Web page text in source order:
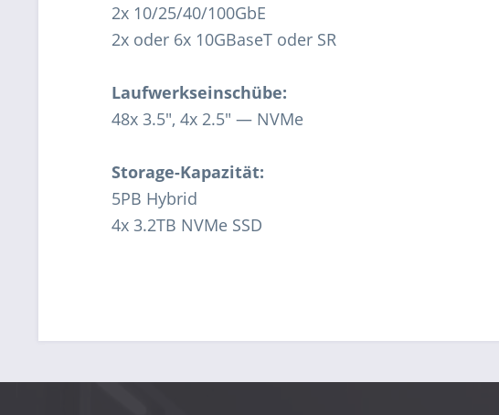
2x 10/25/40/100GbE
2x oder 6x 10GBaseT oder SR
Laufwerkseinschübe:
48x 3.5", 4x 2.5" — NVMe
Storage-Kapazität:
5PB Hybrid
4x 3.2TB NVMe SSD